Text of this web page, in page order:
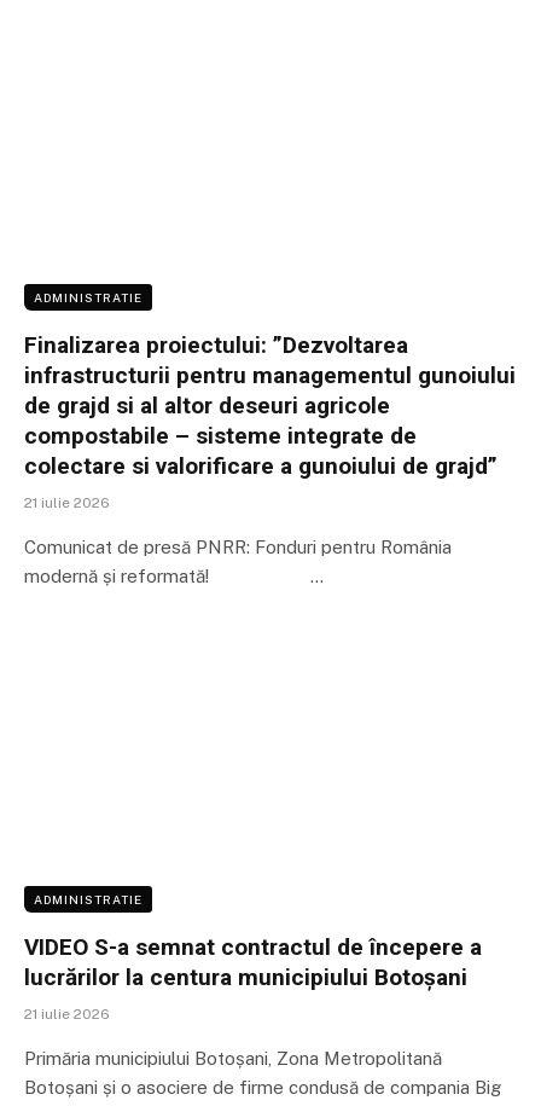
ADMINISTRATIE
Finalizarea proiectului: ”Dezvoltarea
infrastructurii pentru managementul gunoiului
de grajd si al altor deseuri agricole
compostabile – sisteme integrate de
colectare si valorificare a gunoiului de grajd”
21 iulie 2026
Comunicat de presă PNRR: Fonduri pentru România
modernă și reformată! …
ADMINISTRATIE
VIDEO S-a semnat contractul de începere a
lucrărilor la centura municipiului Botoșani
21 iulie 2026
Primăria municipiului Botoșani, Zona Metropolitană
Botoșani și o asociere de firme condusă de compania Big